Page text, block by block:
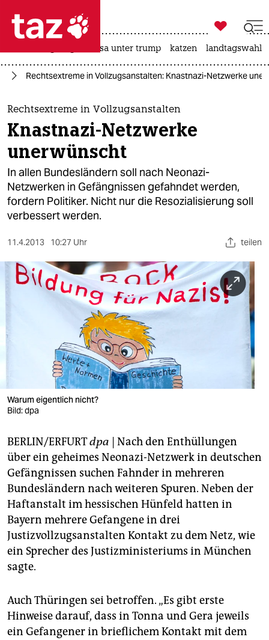
 taz zahl ich
taz zahl ich
themen
politik
öko
gesellschaft
kultur
sport
berlin
veranstaltungen
fragen & hilfe
unterstützen
abo
genossenschaft
epaper login

taz zahl ich
usa unter trump katzen landtagswahl
Rechtsextreme in Vollzugsanstalten: Knastnazi-Netzwerke
Rechtsextreme in Vollzugsanstalten
Knastnazi-Netzwerke
unerwünscht
In allen Bundesländern soll nach Neonazi-
Netzwerken in Gefängnissen gefahndet werden,
fordern Politiker. Nicht nur die Resozialisierung soll
verbessert werden.
11.4.2013 10:27 Uhr teilen
Warum eigentlich nicht?
Bild: dpa
BERLIN/ERFURTdpa | Nach den Enthüllungen
über ein geheimes Neonazi-Netzwerk in deutschen
Gefängnissen suchen Fahnder in mehreren
Bundesländern nach weiteren Spuren. Neben der
Haftanstalt im hessischen Hünfeld hatten in
Bayern mehrere Gefangene in drei
Justizvollzugsanstalten Kontakt zu dem Netz, wie
ein Sprecher des Justizministeriums in München
sagte.
Auch Thüringen sei betroffen. „Es gibt erste
Hinweise darauf, dass in Tonna und Gera jeweils
ein Gefangener in brieflichem Kontakt mit dem